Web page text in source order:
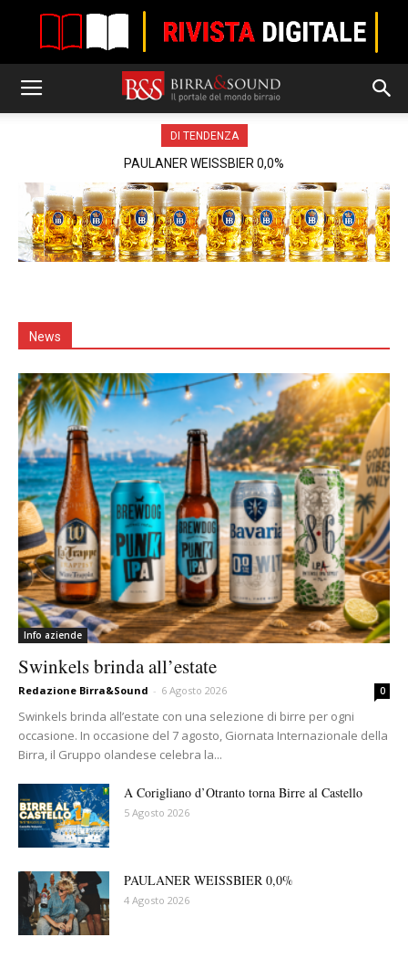
DI TENDENZA
PAULANER WEISSBIER 0,0%
News
Info aziende
Swinkels brinda all’estate
Redazione Birra&Sound - 6 Agosto 2026 0
Swinkels brinda all’estate con una selezione di birre per ogni
occasione. In occasione del 7 agosto, Giornata Internazionale della
Birra, il Gruppo olandese celebra la...
A Corigliano d’Otranto torna Birre al Castello
5 Agosto 2026
PAULANER WEISSBIER 0,0%
4 Agosto 2026